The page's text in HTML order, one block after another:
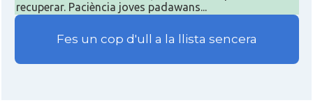
recuperar. Paciència joves padawans...
Fes un cop d'ull a la llista sencera